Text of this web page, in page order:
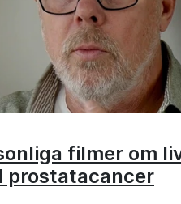
filmer om
prostatacancer